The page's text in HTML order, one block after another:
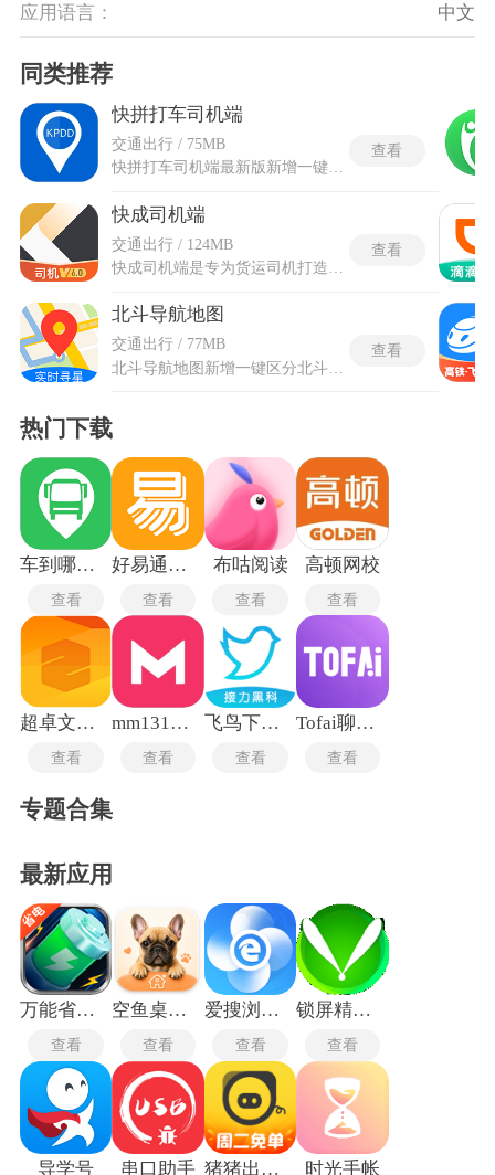
应用语言： 中文
同类推荐
快拼打车司机端
交通出行 / 75MB
快拼打车司机端最新版新增一键快捷登录，账号切换、登录速度提升，减少重复验证步骤。专为网约车司机打造的智能出行服务平台，致力于通过高效匹配与丰富激励机制提升接单效率与收入水平。依托高德地图强大的地理位置与大数据分析能力，构建了覆盖全国主要城市的订单分发网络，实现乘客需求与司机资源的动态平衡。快拼打车司机端有多种车型接入，满足不同服务等级的需求，实时更新司机状态信息，并提供可视化热力图辅助决策，帮助司机选择高订单密度区域。
查看
快成司机端
交通出行 / 124MB
查看
北斗导航地图
交通出行 / 77MB
查看
热门下载
车到哪简易版
查看
好易通英语
查看
布咕阅读
查看
高顿网校
查看
超卓文件管理器TV版
查看
mm131最新版
查看
飞鸟下载器
查看
Tofai聊天软件
查看
专题合集
最新应用
万能省电宝
查看
空鱼桌面宠物
查看
爱搜浏览器旧版
查看
锁屏精灵旧版本
查看
导学号 串口助手 猪猪出行司机端 时光手帐